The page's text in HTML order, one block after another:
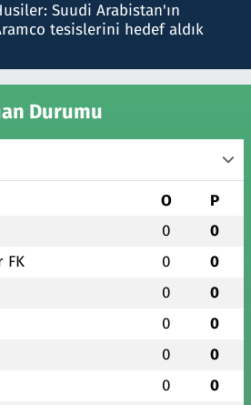
Suudi Arabistan'ın
tesislerini hedef aldık
Durumu
O P
0 0
FK 0 0
0 0
0 0
0 0
0 0